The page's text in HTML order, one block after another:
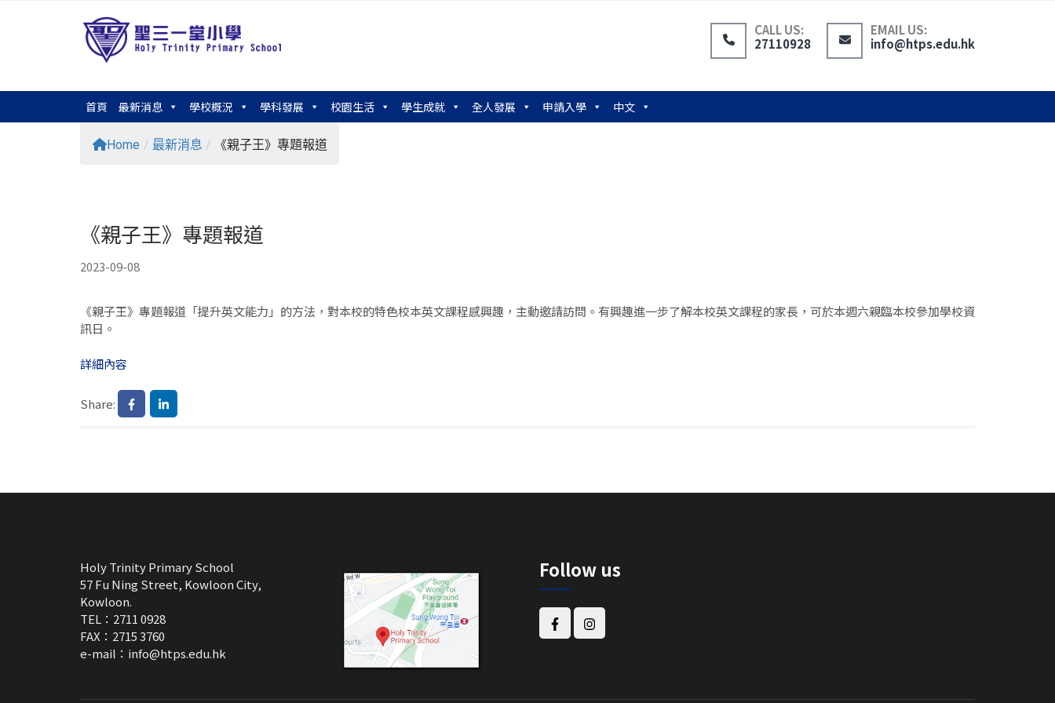
CALL US:
27110928
EMAIL US:
info@htps.edu.hk
首頁 最新消息 學校概況 學科發展 校園生活 學生成就 全人發展 申請入學 中文
Home / 最新消息 / 《親子王》專題報道
《親子王》專題報道
2023-09-08
《親子王》專題報道「提升英文能力」的方法，對本校的特色校本英文課程感興趣，主動邀請訪問。有興趣進一步了解本校英文課程的家長，可於本週六親臨本校參加學校資
訊日。
詳細內容
Share:
Holy Trinity Primary School
57 Fu Ning Street, Kowloon City,
Kowloon.
TEL：2711 0928
FAX：2715 3760
e-mail： info@htps.edu.hk
Follow us